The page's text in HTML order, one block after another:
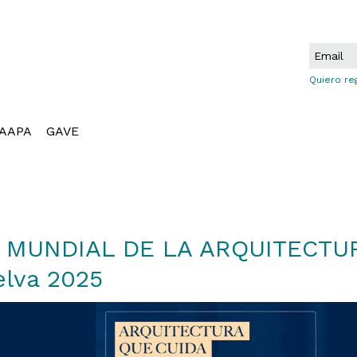
Quiero
GAVE
DE LA
2025